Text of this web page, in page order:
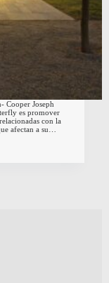
Cooper Joseph
es promover
con la
afectan a su…